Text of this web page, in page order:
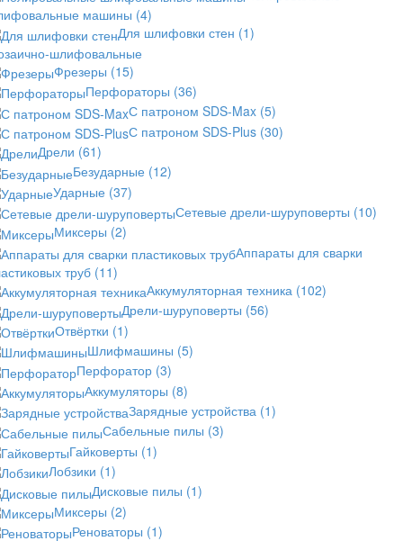
машины (4)
Для шлифовки стен (1)
шлифовальные
Фрезеры (15)
Перфораторы (36)
С патроном SDS-Max (5)
С патроном SDS-Plus (30)
Дрели (61)
Безударные (12)
Ударные (37)
Сетевые дрели-шуруповерты (10)
Миксеры (2)
Аппараты для сварки
труб (11)
Аккумуляторная техника (102)
Дрели-шуруповерты (56)
Отвёртки (1)
Шлифмашины (5)
Перфоратор (3)
Аккумуляторы (8)
Зарядные устройства (1)
Сабельные пилы (3)
Гайковерты (1)
Лобзики (1)
Дисковые пилы (1)
Миксеры (2)
Реноваторы (1)